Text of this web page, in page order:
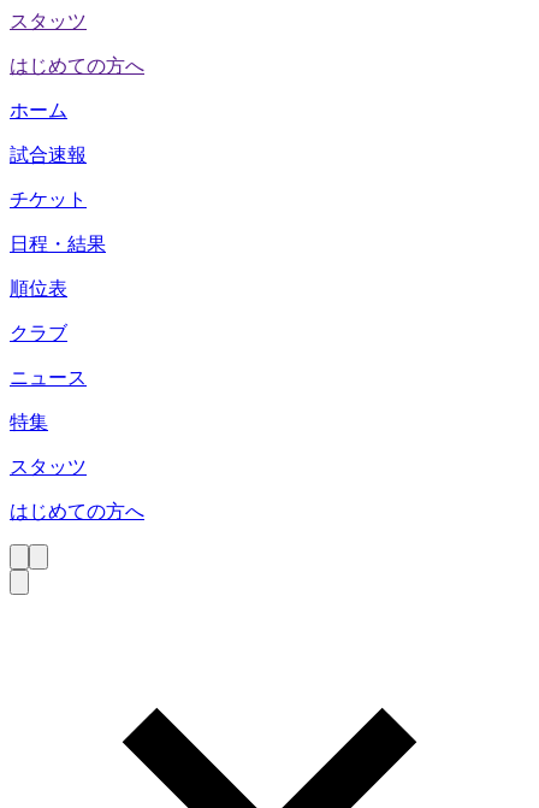
スタッツ
はじめての方へ
ホーム
試合速報
チケット
日程・結果
順位表
クラブ
ニュース
特集
スタッツ
はじめての方へ